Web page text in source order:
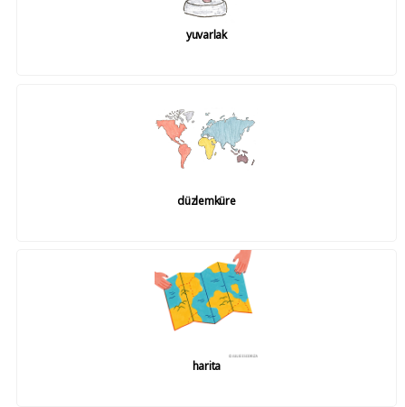
yuvarlak
düzlemküre
harita